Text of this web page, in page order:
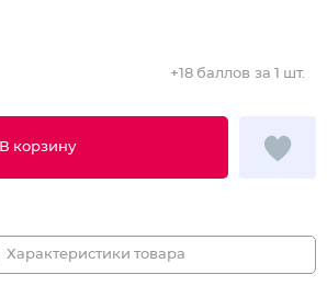
В корзину
+18 баллов за 1 шт.
Характеристики товара